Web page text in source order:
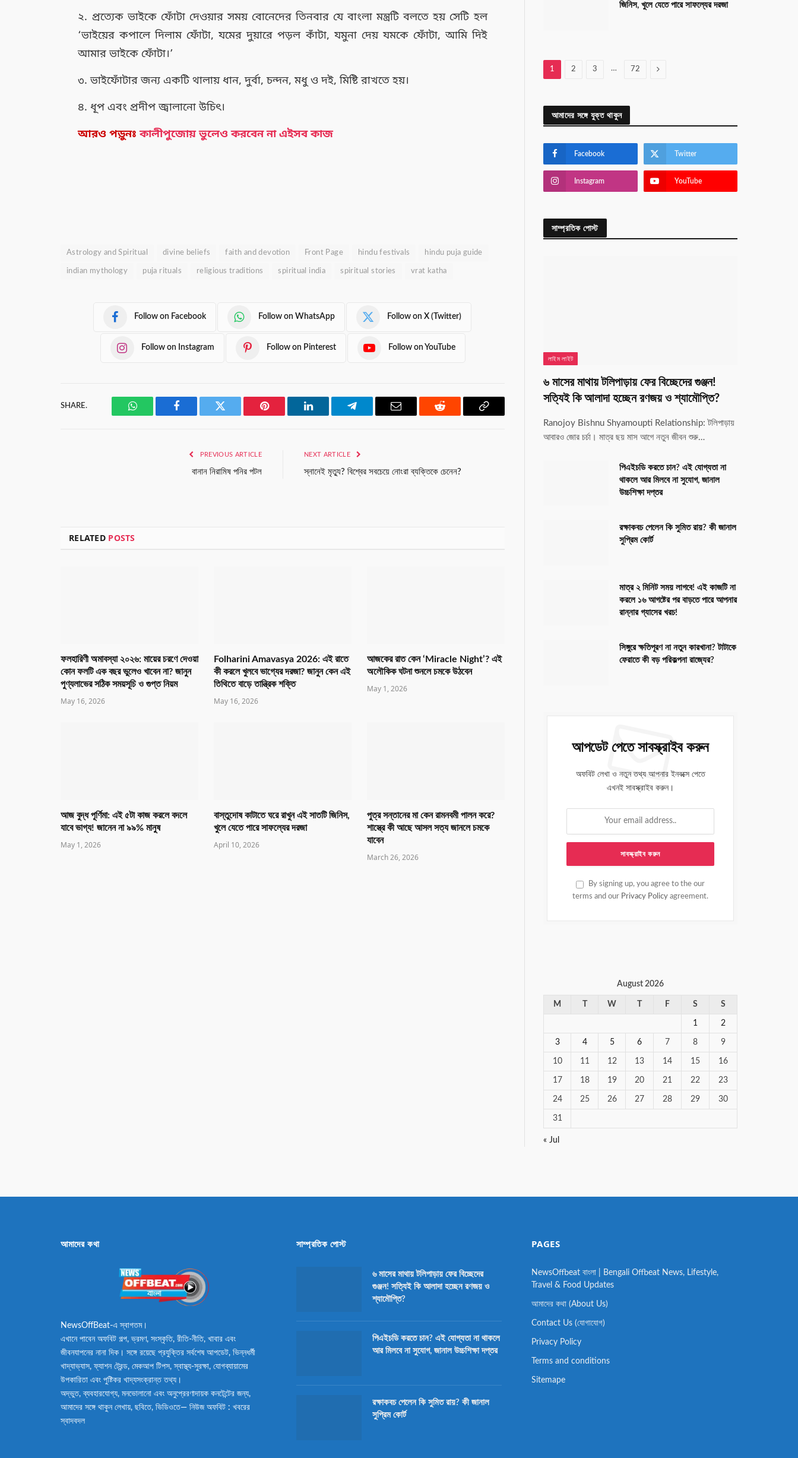
২. প্রত্যেক ভাইকে ফোঁটা দেওয়ার সময় বোনেদের তিনবার যে বাংলা মন্ত্রটি বলতে হয় সেটি হল
‘ভাইয়ের কপালে দিলাম ফোঁটা, যমের দুয়ারে পড়ল কাঁটা, যমুনা দেয় যমকে ফোঁটা, আমি দিই
আমার ভাইকে ফোঁটা।’
৩. ভাইফোঁটার জন্য একটি থালায় ধান, দুর্বা, চন্দন, মধু ও দই, মিষ্টি রাখতে হয়।
৪. ধূপ এবং প্রদীপ জ্বালানো উচিৎ।
আরও পড়ুনঃ কালীপুজোয় ভুলেও করবেন না এইসব কাজ
Astrology and Spiritual divine beliefs faith and devotion Front Page hindu festivals hindu puja guide
indian mythology puja rituals religious traditions spiritual india spiritual stories vrat katha
Follow on Facebook Follow on WhatsApp Follow on X (Twitter)
Follow on Instagram Follow on Pinterest Follow on YouTube
SHARE.
WhatsAppFacebook Twitter Pinterest LinkedIn Telegram Email Reddit
Copy
PREVIOUS ARTICLE
বানান নিরামিষ পনির পটল
NEXT ARTICLE
স্নানেই মৃত্যু? বিশ্বের সবচেয়ে নোংরা ব্যক্তিকে চেনেন?
RELATED POSTS
ফলহারিণী অমাবস্যা ২০২৬: মায়ের চরণে দেওয়া
কোন ফলটি এক বছর ভুলেও খাবেন না? জানুন
পুণ্যলাভের সঠিক সময়সূচি ও গুপ্ত নিয়ম
May 16, 2026
Folharini Amavasya 2026: এই রাতে
কী করলে খুলবে ভাগ্যের দরজা? জানুন কেন এই
তিথিতে বাড়ে তান্ত্রিক শক্তি
May 16, 2026
আজকের রাত কেন ‘Miracle Night’? এই
অলৌকিক ঘটনা শুনলে চমকে উঠবেন
May 1, 2026
আজ বুদ্ধ পূর্ণিমা: এই ৫টা কাজ করলে বদলে
যাবে ভাগ্য! জানেন না ৯৯% মানুষ
May 1, 2026
বাস্তুদোষ কাটাতে ঘরে রাখুন এই সাতটি জিনিস,
খুলে যেতে পারে সাফল্যের দরজা
April 10, 2026
পুত্র সন্তানের মা কেন রামনবমী পালন করে?
শাস্ত্রে কী আছে আসল সত্য জানলে চমকে
যাবেন
March 26, 2026
জিনিস, খুলে যেতে পারে সাফল্যের দরজা
1 2 3 … 72 Next
আমাদের সঙ্গে যুক্ত থাকুন
Facebook Twitter
Instagram YouTube
সাম্প্রতিক পোস্ট
লাইম লাইট
৬ মাসের মাথায় টলিপাড়ায় ফের বিচ্ছেদের গুঞ্জন!
সত্যিই কি আলাদা হচ্ছেন রণজয় ও শ্যামৌপ্তি?
Ranojoy Bishnu Shyamoupti Relationship: টলিপাড়ায়
আবারও জোর চর্চা। মাত্র ছয় মাস আগে নতুন জীবন শুরু…
পিএইচডি করতে চান? এই যোগ্যতা না
থাকলে আর মিলবে না সুযোগ, জানাল
উচ্চশিক্ষা দপ্তর
রক্ষাকবচ পেলেন কি সুমিত রায়? কী জানাল
সুপ্রিম কোর্ট
মাত্র ২ মিনিট সময় লাগবে! এই কাজটি না
করলে ১৬ আগষ্টের পর বাড়তে পারে আপনার
রান্নার গ্যাসের খরচ!
সিঙ্গুরে ক্ষতিপূরণ না নতুন কারখানা? টাটাকে
ফেরাতে কী বড় পরিকল্পনা রাজ্যের?
আপডেট পেতে সাবস্ক্রাইব করুন
অফবিট লেখা ও নতুন তথ্য আপনার ইনবক্সে পেতে
এখনই সাবস্ক্রাইব করুন।
By signing up, you agree to the our
terms and our Privacy Policy agreement.
August 2026
M W F S S
1 2
3 4 5 6 7 8 9
10 11 12 13 14 15 16
17 18 19 20 21 22 23
24 25 26 27 28 29 30
31
« Jul
আমাদের কথা
NewsOffBeat-এ স্বাগতম।
এখানে পাবেন অফবিট গল্প, ভ্রমণ, সংস্কৃতি, রীতি-নীতি, খাবার এবং
জীবনযাপনের নানা দিক। সঙ্গে রয়েছে প্রযুক্তির সর্বশেষ আপডেট, ভিন্নধর্মী
খাদ্যাভ্যাস, ফ্যাশন ট্রেন্ড, মেকআপ টিপস, স্বাস্থ্য-সুরক্ষা, যোগব্যায়ামের
উপকারিতা এবং পুষ্টিকর খাদ্যসংক্রান্ত তথ্য।
অদ্ভুত, ব্যবহারযোগ্য, মনভোলানো এবং অনুপ্রেরণাদায়ক কনটেন্টের জন্য,
আমাদের সঙ্গে থাকুন লেখায়, ছবিতে, ভিডিওতে— নিউজ অফবিট : খবরের
স্বাদবদল
সাম্প্রতিক পোস্ট
৬ মাসের মাথায় টলিপাড়ায় ফের বিচ্ছেদের
গুঞ্জন! সত্যিই কি আলাদা হচ্ছেন রণজয় ও
শ্যামৌপ্তি?
পিএইচডি করতে চান? এই যোগ্যতা না থাকলে
আর মিলবে না সুযোগ, জানাল উচ্চশিক্ষা দপ্তর
রক্ষাকবচ পেলেন কি সুমিত রায়? কী জানাল
সুপ্রিম কোর্ট
PAGES
NewsOffbeat বাংলা | Bengali Offbeat News, Lifestyle,
Travel & Food Updates
আমাদের কথা (About Us)
Contact Us (যোগাযোগ)
Privacy Policy
Terms and conditions
Sitemape